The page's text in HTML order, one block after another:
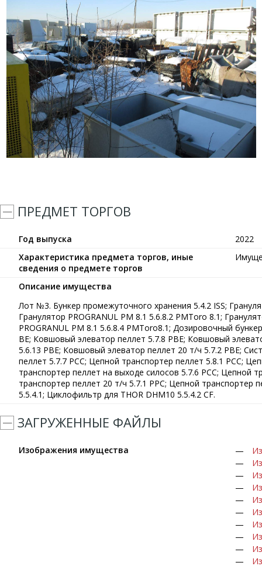
ПРЕДМЕТ ТОРГОВ
Год выпуска
2022
Характеристика предмета торгов, иные
сведения о предмете торгов
Описание имущества
Лот №3. Бункер промежуточного хранения 5.4.2 ISS;
Гранулятор PROGRANUL PM 8.1 5.6.8.2 PMToro 8.1;
PROGRANUL PM 8.1 5.6.8.4 PMToro8.1; Дозировочный
ВЕ; Ковшовый элеватор пеллет 5.7.8 РВЕ; Ковшовый
5.6.13 РВЕ; Ковшовый элеватор пеллет 20 т/ч 5.7.2 РВЕ;
пеллет 5.7.7 РСС; Цепной транспортер пеллет 5.8.1 РСС;
транспортер пеллет на выходе силосов 5.7.6 РСС; Цепной
транспортер пеллет 20 т/ч 5.7.1 РРС; Цепной
5.5.4.1; Циклофильтр для ТНОR DHM10 5.5.4.2 CF.
ЗАГРУЖЕННЫЕ ФАЙЛЫ
Изображения имущества